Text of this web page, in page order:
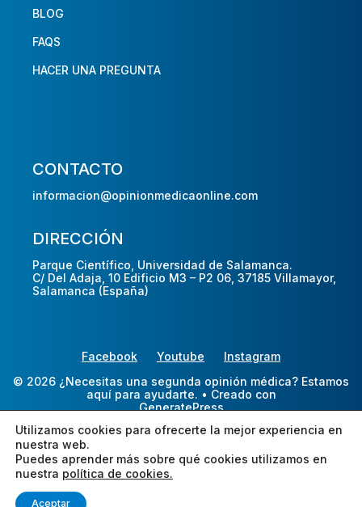
BLOG
FAQS
HACER UNA PREGUNTA
CONTACTO
informacion@opinionmedicaonline.com
DIRECCIÓN
Parque Científico, Universidad de Salamanca.
C/ Del Adaja, 10 Edificio M3 – P2 06, 37185 Villamayor,
Salamanca (España)
Facebook Youtube
Instagram
© 2026 ¿Necesitas una segunda opinión médica? Estamos
aquí para ayudarte. • Creado con
GeneratePress
Utilizamos cookies para ofrecerte la mejor experiencia en
nuestra web.
Puedes aprender más sobre qué cookies utilizamos en
nuestra política de cookies.
Aceptar